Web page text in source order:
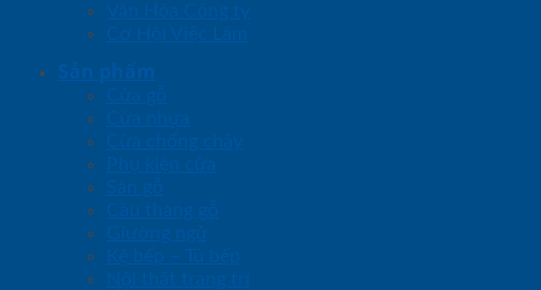
Văn Hóa Công ty
Cơ Hội Việc Làm
Sản phẩm
Cửa gỗ
Cửa nhựa
Cửa chống cháy
Phụ kiện cửa
Sàn gỗ
Cầu thang gỗ
Giường ngủ
Kệ bếp – Tủ bếp
Nội thất trang trí